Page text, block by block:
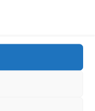
se puede